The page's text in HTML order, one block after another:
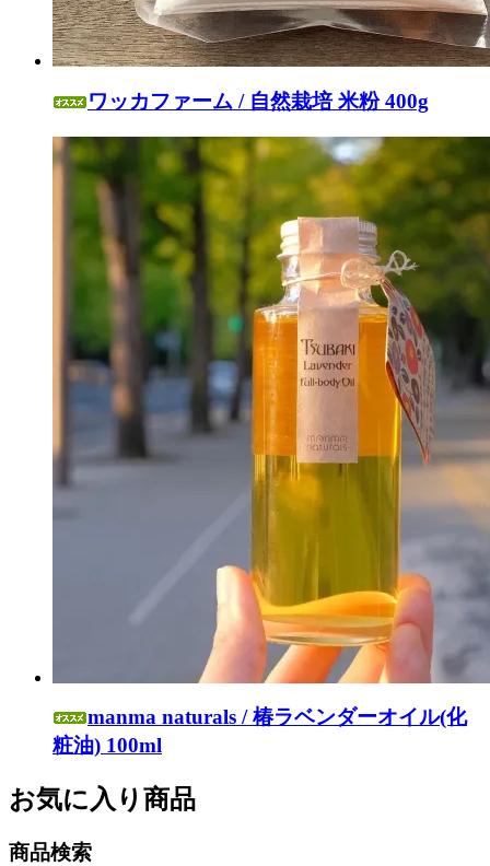
ワッカファーム / 自然栽培 米粉 400g
manma naturals / 椿ラベンダーオイル(化
粧油) 100ml
お気に入り商品
商品検索